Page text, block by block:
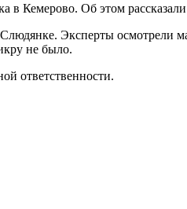
Кемерово. Об этом
Эксперты осмотрели
не было.
ответственности.